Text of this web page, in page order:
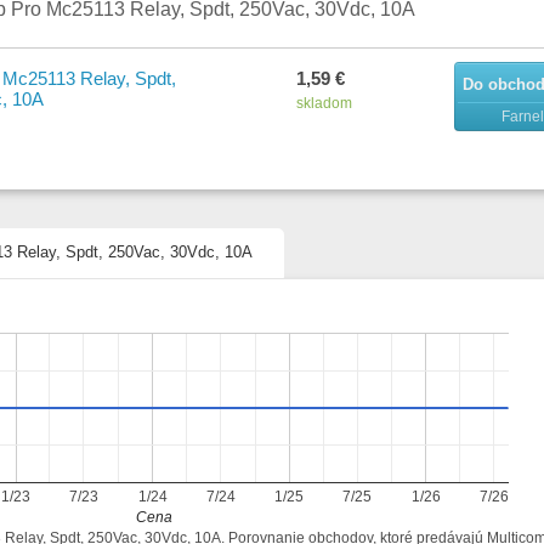
Pro Mc25113 Relay, Spdt, 250Vac, 30Vdc, 10A
Relay, Spdt,
10A
Do
1,59 €
skladom
Relay, Spdt, 250Vac, 30Vdc, 10A
1/23 1/24 1/25 1/26
7/23 7/24 7/25
7/26
Cena
Spdt, 250Vac, 30Vdc, 10A. Porovnanie obchodov, ktoré predávajú